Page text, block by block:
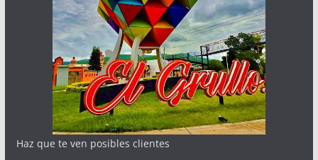
Haz que te ven posibles clientes